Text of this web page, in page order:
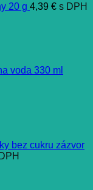
20 g 4,39 € s DPH
voda 330 ml
bez cukru zázvor